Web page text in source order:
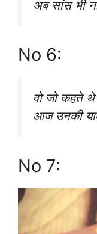
अब सांस भी
No 6:
वो जो कहते थे
आज उनकी
No 7: